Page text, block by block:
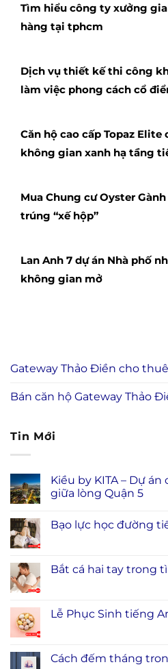
Tìm hiểu công ty xưởng
hàng tại tphcm
Dịch vụ thiết kế thi công
làm việc phong cách cổ
Căn hộ cao cấp Topaz Elite
không gian xanh hạ tầng
Mua Chung cư Oyster
trúng “xế hộp”
Lan Anh 7 dự án Nhà phố
không gian mở
Gateway Thảo Điền cho thuê
Bán căn hộ Gateway Thảo
Tin Mới
Kiều by KITA – Dự
giữa lòng Quận 5
Bạo lực học đường
Bắt cá hai tay trong
Lễ Phục Sinh tiếng
Cách đếm tháng